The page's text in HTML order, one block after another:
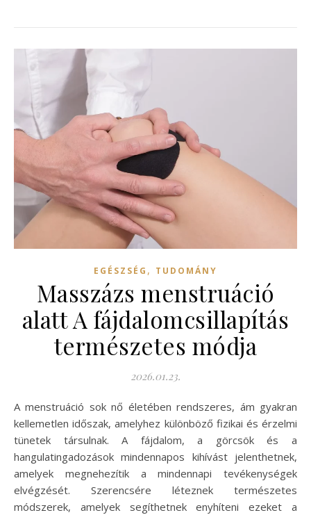
EGÉSZSÉG , TUDOMÁNY
Masszázs menstruáció
alatt A fájdalomcsillapítás
természetes módja
2026.01.23.
A menstruáció sok nő életében rendszeres, ám gyakran
kellemetlen időszak, amelyhez különböző fizikai és érzelmi
tünetek társulnak. A fájdalom, a görcsök és a
hangulatingadozások mindennapos kihívást jelenthetnek,
amelyek megnehezítik a mindennapi tevékenységek
elvégzését. Szerencsére léteznek természetes
módszerek, amelyek segíthetnek enyhíteni ezeket a